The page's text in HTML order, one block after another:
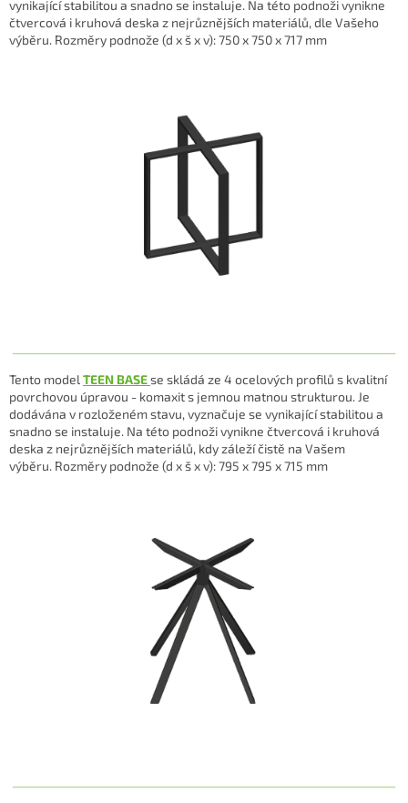
vynikající stabilitou a snadno se instaluje. Na této podnoži vynikne
čtvercová i kruhová deska z nejrůznějších materiálů, dle Vašeho
výběru. Rozměry podnože (d x š x v): 750 x 750 x 717 mm
Tento model TEEN BASEse skládá ze 4 ocelových profilů s kvalitní
povrchovou úpravou - komaxit s jemnou matnou strukturou. Je
dodávána v rozloženém stavu, vyznačuje se vynikající stabilitou a
snadno se instaluje. Na této podnoži vynikne čtvercová i kruhová
deska z nejrůznějších materiálů, kdy záleží čistě na Vašem
výběru. Rozměry podnože (d x š x v): 795 x 795 x 715 mm